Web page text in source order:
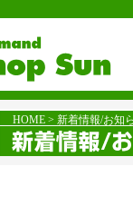
HOME > 新着情報/お知